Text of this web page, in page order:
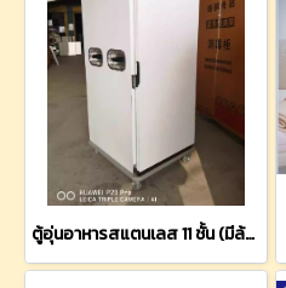
ตู้อุ่นอาหารสแตนเลส 11 ชั้น (มีล้อเข็นเคลื่อนที่ได้)